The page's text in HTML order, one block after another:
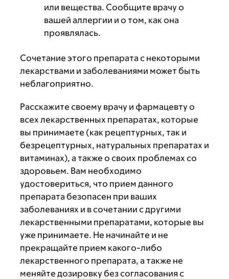
или вещества. Сообщите врачу о
вашей аллергии и о том, как она
проявлялась.
Сочетание этого препарата с некоторыми
лекарствами и заболеваниями может быть
неблагоприятно.
Расскажите своему врачу и фармацевту о
всех лекарственных препаратах, которые
вы принимаете (как рецептурных, так и
безрецептурных, натуральных препаратах и
витаминах), а также о своих проблемах со
здоровьем. Вам необходимо
удостовериться, что прием данного
препарата безопасен при ваших
заболеваниях и в сочетании с другими
лекарственными препаратами, которые вы
уже принимаете. Не начинайте и не
прекращайте прием какого-либо
лекарственного препарата, а также не
меняйте дозировку без согласования с